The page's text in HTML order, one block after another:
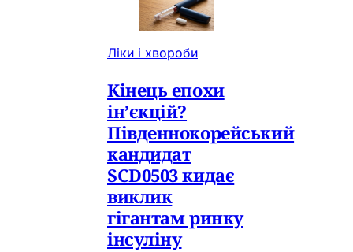
Ліки і хвороби
Кінець епохи
ін’єкцій?
Південнокорейський
кандидат
SCD0503 кидає
виклик
гігантам ринку
інсуліну